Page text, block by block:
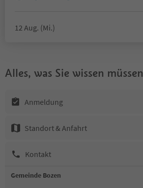
12 Aug. (Mi.)
Alles, was Sie wissen müssen
Anmeldung
Standort & Anfahrt
Kontakt
Gemeinde Bozen